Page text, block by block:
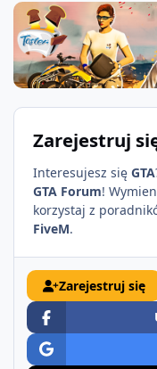
Zarejestruj
Interesujesz się GTA
GTA Forum!
korzystaj z
FiveM.
Zarejestruj się